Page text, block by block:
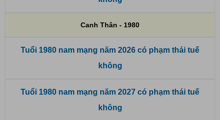
Canh Thân - 1980
Tuổi 1980 nam mạng năm 2026 có phạm thái tuế
không
Tuổi 1980 nam mạng năm 2027 có phạm thái tuế
không